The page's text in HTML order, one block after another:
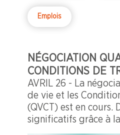
Emplois
NÉGOCIATION
CONDITIONS DE
AVRIL 26 - La
de vie et les
(QVCT) est en cours.
significatifs grâce à